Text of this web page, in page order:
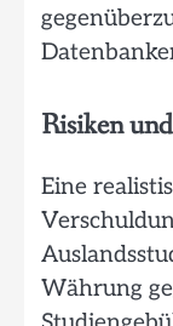
Risiken
Eine
Währung